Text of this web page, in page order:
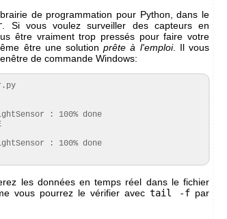
de programmation pour Python, dans le
. Si vous voulez surveiller des capteurs en
être vraiment trop pressés pour faire votre
être une solutionprête à l'emploi. Il vous
de commande Windows:
py
: 100% done
: 100% done
les données en temps réel dans le fichier
vous pourrez le vérifier avec tail -f par